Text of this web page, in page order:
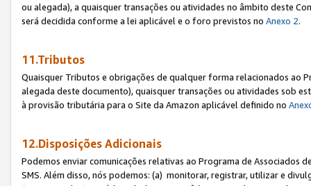
ou alegada), a quaisquer transações ou atividades no âmbito deste
será decidida conforme a lei aplicável e o foro previstos no Anexo 2.
11.Tributos
Quaisquer Tributos e obrigações de qualquer forma relacionados ao
alegada deste documento), quaisquer transações ou atividades sob
à provisão tributária para o Site da Amazon aplicável definido no
12.Disposições Adicionais
Podemos enviar comunicações relativas ao Programa de Associados
SMS. Além disso, nós podemos: (a) monitorar, registrar, utilizar e